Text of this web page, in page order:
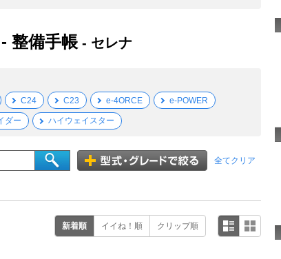
整備手帳 - セレナ
C24 C23 e-4ORCE e-POWER
ダー ハイウェイスター
全てクリア
新着順 イイね！順 クリップ順